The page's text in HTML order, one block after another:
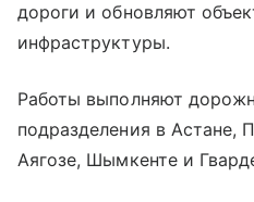
дороги и обновляют
инфраструктуры.
Работы выполняют
подразделения в Астане,
Аягозе, Шымкенте и